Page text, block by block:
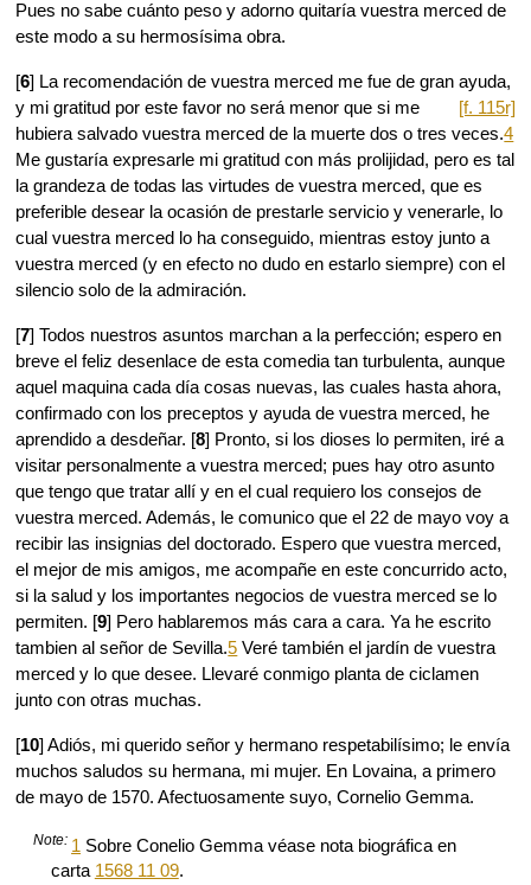
Pues no sabe cuánto peso y adorno quitaría vuestra merced de
este modo a su hermosísima obra.
[6] La recomendación de vuestra merced me fue de gran ayuda,
y mi gratitud por este favor no será menor
[f. 115r]
que si me
hubiera salvado vuestra merced de la muerte dos o tres veces.4
Me gustaría expresarle mi gratitud con más prolijidad, pero es tal
la grandeza de todas las virtudes de vuestra merced, que es
preferible desear la ocasión de prestarle servicio y venerarle, lo
cual vuestra merced lo ha conseguido, mientras estoy junto a
vuestra merced (y en efecto no dudo en estarlo siempre) con el
silencio solo de la admiración.
[7] Todos nuestros asuntos marchan a la perfección; espero en
breve el feliz desenlace de esta comedia tan turbulenta, aunque
aquel maquina cada día cosas nuevas, las cuales hasta ahora,
confirmado con los preceptos y ayuda de vuestra merced, he
aprendido a desdeñar. [8] Pronto, si los dioses lo permiten, iré a
visitar personalmente a vuestra merced; pues hay otro asunto
que tengo que tratar allí y en el cual requiero los consejos de
vuestra merced. Además, le comunico que el 22 de mayo voy a
recibir las insignias del doctorado. Espero que vuestra merced,
el mejor de mis amigos, me acompañe en este concurrido acto,
si la salud y los importantes negocios de vuestra merced se lo
permiten. [9] Pero hablaremos más cara a cara. Ya he escrito
tambien al señor de Sevilla.5 Veré también el jardín de vuestra
merced y lo que desee. Llevaré conmigo planta de ciclamen
junto con otras muchas.
[10] Adiós, mi querido señor y hermano respetabilísimo; le envía
muchos saludos su hermana, mi mujer. En Lovaina, a primero
de mayo de 1570. Afectuosamente suyo, Cornelio Gemma.
Note: 1 Sobre Conelio Gemma véase nota biográfica en
carta 1568 11 09.